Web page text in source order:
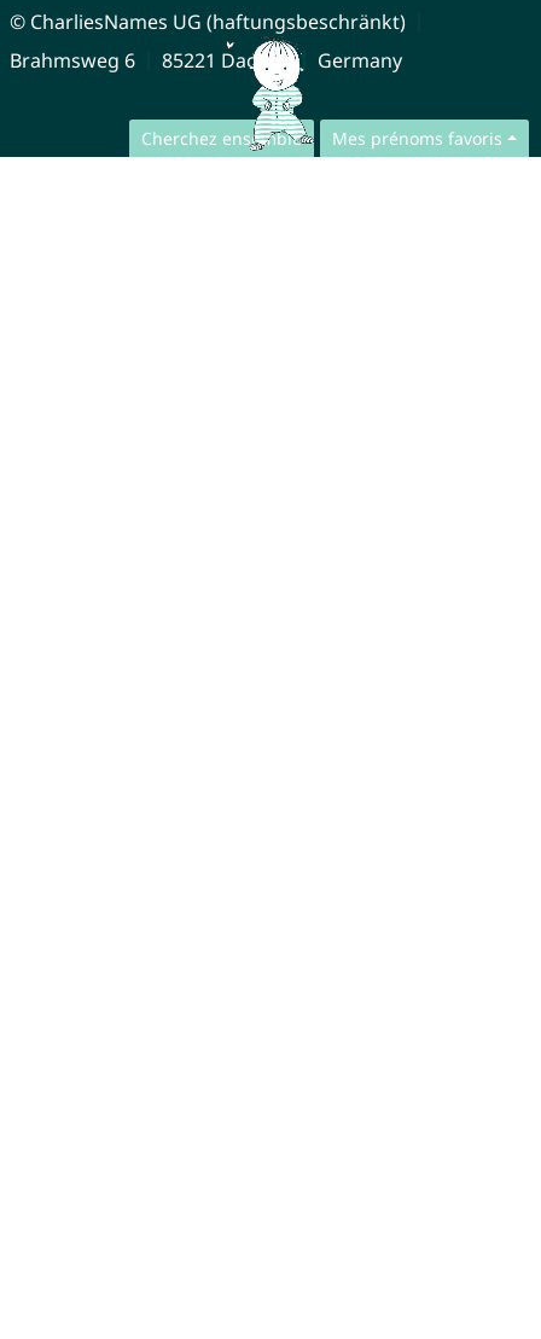
Cherchez ensemble Mes prénoms favoris
© CharliesNames UG (haftungsbeschränkt)
Brahmsweg 6
85221 Dachau Germany